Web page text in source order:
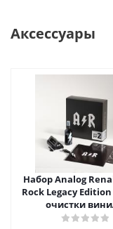
Аксессуары
Набор Analog
Rock Legacy
очистки